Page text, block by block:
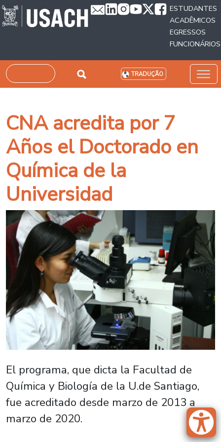
Passar para o conteúdo principal
ESTUDANTES
ACADÊMICOS
EGRESSOS
FUNCIONÁRIOS
Pesquisar TRADUÇÃO
CNA acredita por 7
Años el Doctorado en
Química de la
Universidad
El programa, que dicta la Facultad de
Química y Biología de la U.de Santiago,
fue acreditado desde marzo de 2013 a
marzo de 2020.